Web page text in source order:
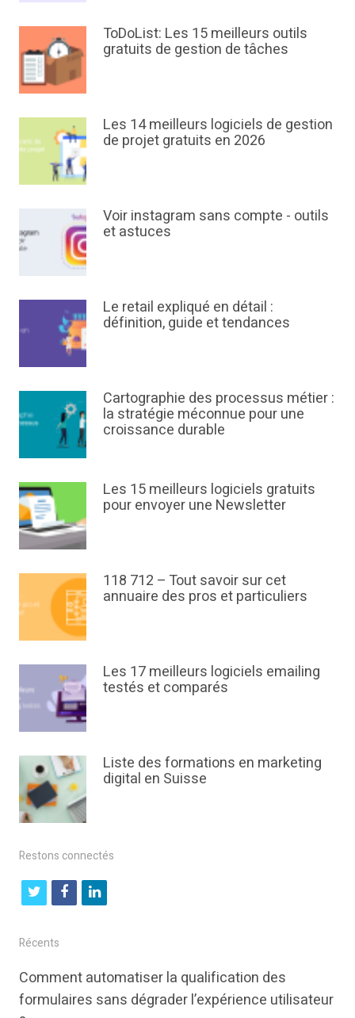
ToDoList: Les 15 meilleurs outils
gratuits de gestion de tâches
Les 14 meilleurs logiciels de gestion
de projet gratuits en 2026
Voir instagram sans compte - outils
et astuces
Le retail expliqué en détail :
définition, guide et tendances
Cartographie des processus métier :
la stratégie méconnue pour une
croissance durable
Les 15 meilleurs logiciels gratuits
pour envoyer une Newsletter
118 712 – Tout savoir sur cet
annuaire des pros et particuliers
Les 17 meilleurs logiciels emailing
testés et comparés
Liste des formations en marketing
digital en Suisse
Restons connectés
t
i
t
f
b
l
k
e
Récents
Comment automatiser la qualification des
formulaires sans dégrader l’expérience utilisateur